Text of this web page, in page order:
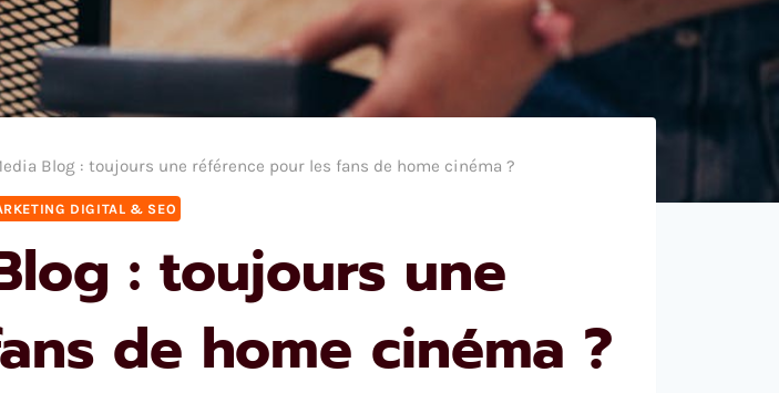
Blog : toujours une référence pour les fans de home cinéma ?
DIGITAL & SEO
: toujours une
de home cinéma ?